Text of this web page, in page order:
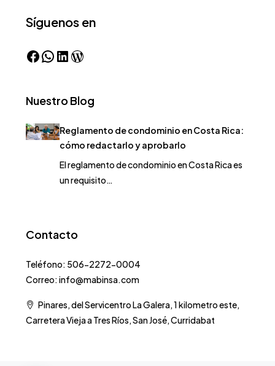
Síguenos en
Nuestro Blog
Reglamento de condominio en Costa Rica:
cómo redactarlo y aprobarlo
El reglamento de condominio en Costa Rica es
un requisito…
Contacto
Teléfono: 506-2272-0004
Correo: info@mabinsa.com
Pinares, del Servicentro La Galera, 1 kilometro este,
Carretera Vieja a Tres Ríos, San José, Curridabat